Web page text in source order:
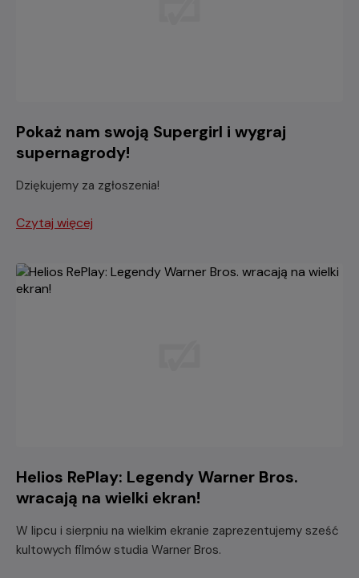
Pokaż nam swoją Supergirl i wygraj
supernagrody!
Dziękujemy za zgłoszenia!
Czytaj więcej
Helios RePlay: Legendy Warner Bros.
wracają na wielki ekran!
W lipcu i sierpniu na wielkim ekranie zaprezentujemy sześć
kultowych filmów studia Warner Bros.